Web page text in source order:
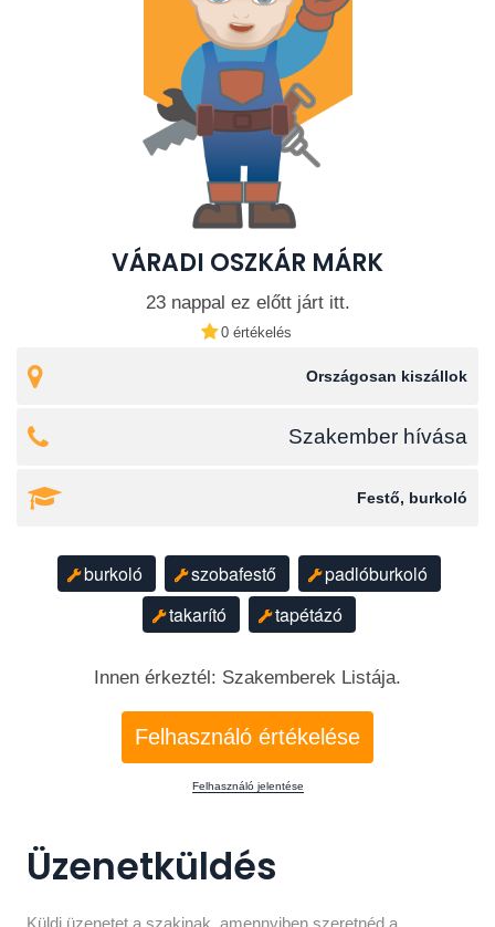
VÁRADI OSZKÁR MÁRK
23 nappal ez előtt járt itt.
0 értékelés
Országosan kiszállok
Szakember hívása
Festő, burkoló
burkoló szobafestő
padlóburkoló
takarító
tapétázó
Innen érkeztél: Szakemberek Listája.
Felhasználó értékelése
Felhasználó jelentése
Üzenetküldés
Küldj üzenetet a szakinak, amennyiben szeretnéd a